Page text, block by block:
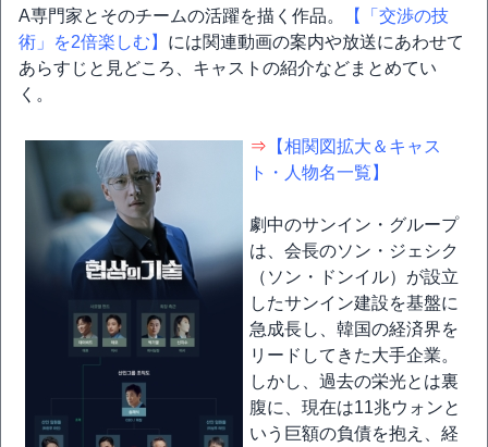
A専門家とそのチームの活躍を描く作品。
【「交渉の技
術」を2倍楽しむ】 には関連動画の案内や放送にあわせて
あらすじと見どころ、キャストの紹介などまとめてい
く。
⇒ 【相関図拡大＆キャス
ト・人物名一覧】
劇中のサンイン・グループ
は、会長のソン・ジェシク
（ソン・ドンイル）が設立
したサンイン建設を基盤に
急成長し、韓国の経済界を
リードしてきた大手企業。
しかし、過去の栄光とは裏
腹に、現在は11兆ウォンと
いう巨額の負債を抱え、経